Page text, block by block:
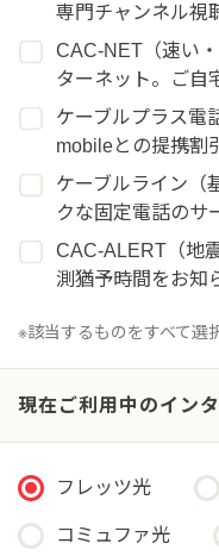
専門チャンネル視
CAC-NET（速い
ターネット。ご自
ケーブルプラス電
mobileとの提携割
ケーブルライン（
クな固定電話のサ
CAC-ALERT（地
測猶予時間をお知
※該当するものをすべて選
現在ご利用中のイン
フレッツ光
コミュファ光